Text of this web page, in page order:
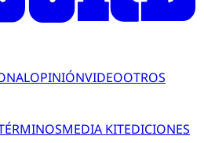
OPINIÓNVIDEOOTROS
MEDIA KITEDICIONES